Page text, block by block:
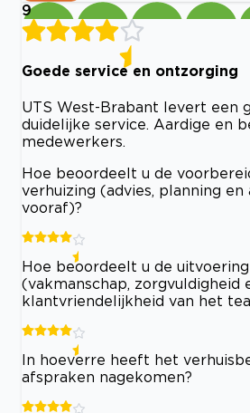
9
Goede service en ontzorging
UTS West-Brabant levert een
duidelijke service. Aardige en
medewerkers.
Hoe beoordeelt u de
verhuizing (advies, planning en
vooraf)?
Hoe beoordeelt u de
(vakmanschap, zorgvuldigheid
klantvriendelijkheid van het
In hoeverre heeft het
afspraken nagekomen?